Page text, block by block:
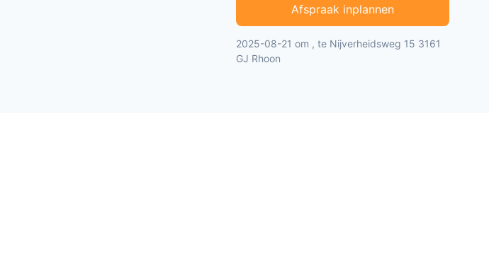
Afspraak inplannen
2025-08-21 om , te Nijverheidsweg 15 3161
GJ Rhoon